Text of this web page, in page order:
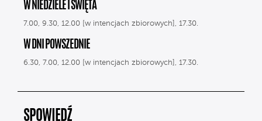
W NIEDZIELE I ŚWIĘTA
7.00, 9.30, 12.00 [w intencjach zbiorowych], 17.30.
W DNI POWSZEDNIE
6.30, 7.00, 12.00 [w intencjach zbiorowych], 17.30.
SPOWIEDŹ